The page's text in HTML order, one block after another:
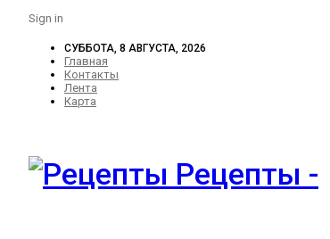
Sign in
СУББОТА, 8 АВГУСТА, 2026
Главная
Контакты
Лента
Карта
Рецепты -